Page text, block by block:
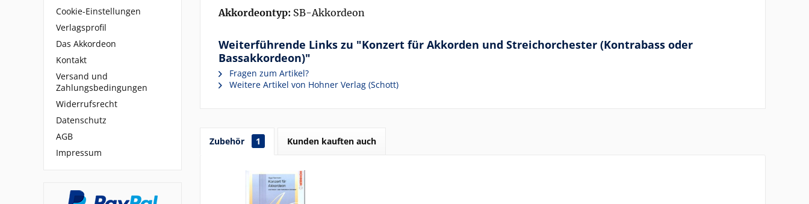
Cookie-Einstellungen
Verlagsprofil
Das Akkordeon
Kontakt
Versand und
Zahlungsbedingungen
Widerrufsrecht
Datenschutz
AGB
Impressum
Akkordeontyp: SB-Akkordeon
Weiterführende Links zu "Konzert für Akkorden und Streichorchester (Kontrabass oder
Bassakkordeon)"
Fragen zum Artikel?
Weitere Artikel von Hohner Verlag (Schott)
Zubehör 1 Kunden kauften auch